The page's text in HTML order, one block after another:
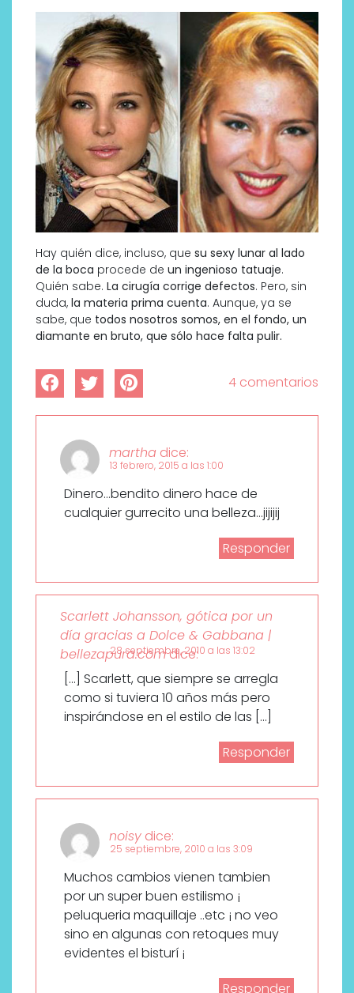
Hay quién dice, incluso, que su sexy lunar al lado
de la boca procede de un ingenioso tatuaje.
Quién sabe. La cirugía corrige defectos. Pero, sin
duda, la materia prima cuenta. Aunque, ya se
sabe, que todos nosotros somos, en el fondo, un
diamante en bruto, que sólo hace falta pulir.
4 comentarios
martha dice:
13 febrero, 2015 a las 1:00
Dinero…bendito dinero hace de
cualquier gurrecito una belleza…jijijij
Responder
Scarlett Johansson, gótica por un
día gracias a Dolce & Gabbana |
bellezapura.comdice:
28 septiembre, 2010 a las 13:02
[…] Scarlett, que siempre se arregla
como si tuviera 10 años más pero
inspirándose en el estilo de las […]
Responder
noisy dice:
25 septiembre, 2010 a las 3:09
Muchos cambios vienen tambien
por un super buen estilismo ¡
peluqueria maquillaje ..etc ¡ no veo
sino en algunas con retoques muy
evidentes el bisturí ¡
Responder